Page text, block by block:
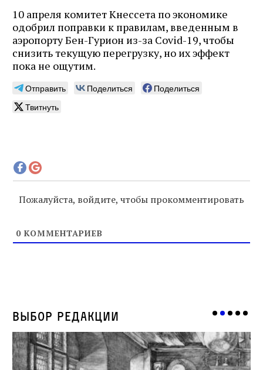
10 апреля комитет Кнессета по экономике
одобрил поправки к правилам, введенным в
аэропорту Бен-Гурион из-за Covid-19, чтобы
снизить текущую перегрузку, но их эффект
пока не ощутим.
Отправить Поделиться
Поделиться
Твитнуть
Пожалуйста, войдите, чтобы прокомментировать
0 КОММЕНТАРИЕВ
Выбор редакции